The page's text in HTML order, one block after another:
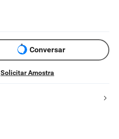
Conversar
Solicitar Amostra